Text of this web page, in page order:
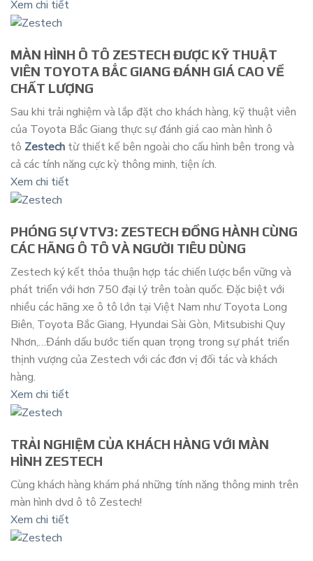
Xem chi tiết
MÀN HÌNH Ô TÔ ZESTECH ĐƯỢC KỸ THUẬT
VIÊN TOYOTA BẮC GIANG ĐÁNH GIÁ CAO VỀ
CHẤT LƯỢNG
Sau khi trải nghiệm và lắp đặt cho khách hàng, kỹ thuật viên
của Toyota Bắc Giang thực sự đánh giá cao màn hình ô
tô Zestech từ thiết kế bên ngoài cho cấu hình bên trong và
cả các tính năng cực kỳ thông minh, tiện ích.
Xem chi tiết
PHÓNG SỰ VTV3: ZESTECH ĐỒNG HÀNH CÙNG
CÁC HÃNG Ô TÔ VÀ NGƯỜI TIÊU DÙNG
Zestech ký kết thỏa thuận hợp tác chiến lược bền vững và
phát triển với hơn 750 đại lý trên toàn quốc. Đặc biệt với
nhiều các hãng xe ô tô lớn tại Việt Nam như Toyota Long
Biên, Toyota Bắc Giang, Hyundai Sài Gòn, Mitsubishi Quy
Nhơn,…Đánh dấu bước tiến quan trọng trong sự phát triển
thịnh vượng của Zestech với các đơn vị đối tác và khách
hàng.
Xem chi tiết
TRẢI NGHIỆM CỦA KHÁCH HÀNG VỚI MÀN
HÌNH ZESTECH
Cùng khách hàng khám phá những tính năng thông minh trên
màn hình dvd ô tô Zestech!
Xem chi tiết